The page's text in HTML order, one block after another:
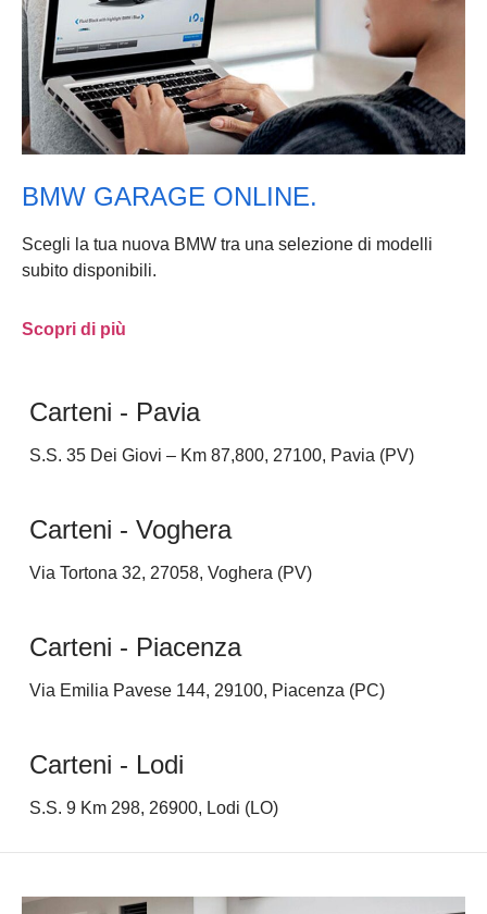
BMW GARAGE ONLINE.
Scegli la tua nuova BMW tra una selezione di modelli
subito disponibili.
Scopri di più
Carteni - Pavia
S.S. 35 Dei Giovi – Km 87,800, 27100, Pavia (PV)
Carteni - Voghera
Via Tortona 32, 27058, Voghera (PV)
Carteni - Piacenza
Via Emilia Pavese 144, 29100, Piacenza (PC)
Carteni - Lodi
S.S. 9 Km 298, 26900, Lodi (LO)